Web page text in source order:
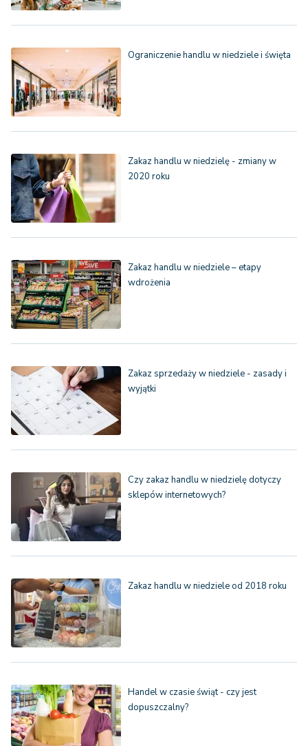
Ograniczenie handlu w niedziele i święta
Zakaz handlu w niedzielę - zmiany w
2020 roku
Zakaz handlu w niedziele – etapy
wdrożenia
Zakaz sprzedaży w niedziele - zasady i
wyjątki
Czy zakaz handlu w niedzielę dotyczy
sklepów internetowych?
Zakaz handlu w niedziele od 2018 roku
Handel w czasie świąt - czy jest
dopuszczalny?